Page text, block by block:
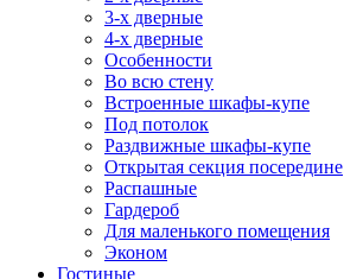
3-х дверные
4-х дверные
Особенности
Во всю стену
Встроенные шкафы-купе
Под потолок
Раздвижные шкафы-купе
Открытая секция посередине
Распашные
Гардероб
Для маленького помещения
Эконом
Гостиные